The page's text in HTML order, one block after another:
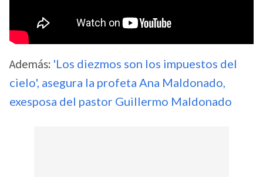
Además: 'Los diezmos son los impuestos del
cielo', asegura la profeta Ana Maldonado,
exesposa del pastor Guillermo Maldonado